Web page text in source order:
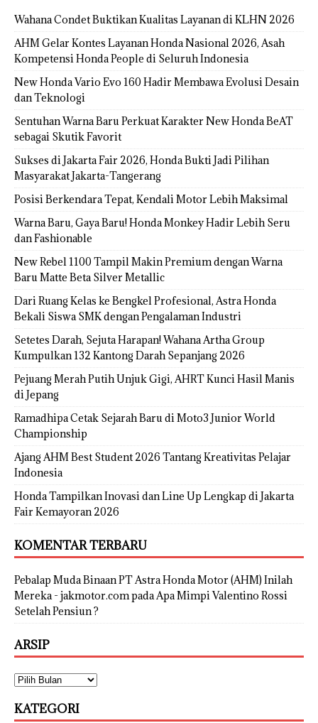
Wahana Condet Buktikan Kualitas Layanan di KLHN 2026
AHM Gelar Kontes Layanan Honda Nasional 2026, Asah
Kompetensi Honda People di Seluruh Indonesia
New Honda Vario Evo 160 Hadir Membawa Evolusi Desain
dan Teknologi
Sentuhan Warna Baru Perkuat Karakter New Honda BeAT
sebagai Skutik Favorit
Sukses di Jakarta Fair 2026, Honda Bukti Jadi Pilihan
Masyarakat Jakarta-Tangerang
Posisi Berkendara Tepat, Kendali Motor Lebih Maksimal
Warna Baru, Gaya Baru! Honda Monkey Hadir Lebih Seru
dan Fashionable
New Rebel 1100 Tampil Makin Premium dengan Warna
Baru Matte Beta Silver Metallic
Dari Ruang Kelas ke Bengkel Profesional, Astra Honda
Bekali Siswa SMK dengan Pengalaman Industri
Setetes Darah, Sejuta Harapan! Wahana Artha Group
Kumpulkan 132 Kantong Darah Sepanjang 2026
Pejuang Merah Putih Unjuk Gigi, AHRT Kunci Hasil Manis
di Jepang
Ramadhipa Cetak Sejarah Baru di Moto3 Junior World
Championship
Ajang AHM Best Student 2026 Tantang Kreativitas Pelajar
Indonesia
Honda Tampilkan Inovasi dan Line Up Lengkap di Jakarta
Fair Kemayoran 2026
KOMENTAR TERBARU
Pebalap Muda Binaan PT Astra Honda Motor (AHM) Inilah
Mereka - jakmotor.compadaApa Mimpi Valentino Rossi
Setelah Pensiun ?
ARSIP
KATEGORI